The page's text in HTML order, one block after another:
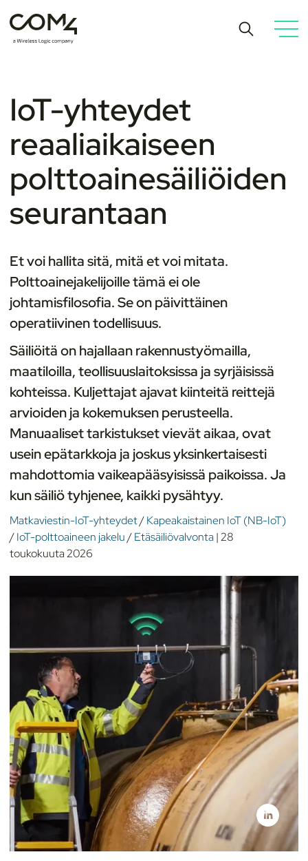
IoT-yhteydet
reaaliaikaiseen
polttoainesäiliöiden
seurantaan
Et voi hallita sitä, mitä et voi mitata.
Polttoainejakelijoille tämä ei ole
johtamisfilosofia. Se on päivittäinen
operatiivinen todellisuus.
Säiliöitä on hajallaan rakennustyömailla,
maatiloilla, teollisuuslaitoksissa ja syrjäisissä
kohteissa. Kuljettajat ajavat kiinteitä reittejä
arvioiden ja kokemuksen perusteella.
Manuaaliset tarkistukset vievät aikaa, ovat
usein epätarkkoja ja joskus yksinkertaisesti
mahdottomia vaikeapääsyisissä paikoissa. Ja
kun säiliö tyhjenee, kaikki pysähtyy.
Matkaviestin-IoT-yhteydet/Kapeakaistainen IoT (NB-IoT)
/IoT-polttoaineen jakelu/Etäsäiliövalvonta |28
toukokuuta 2026